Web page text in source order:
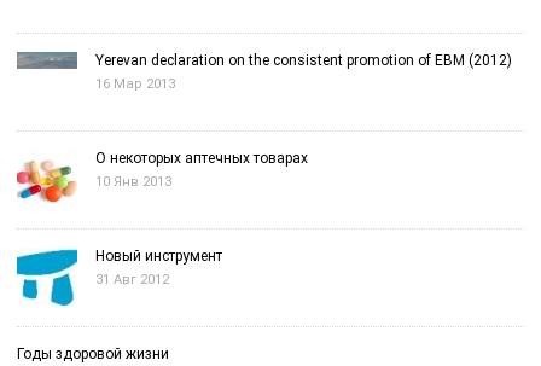
Yerevan declaration on the consistent promotion of EBM (2012)
16 Мар 2013
О некоторых аптечных товарах
10 Янв 2013
Новый инструмент
31 Авг 2012
Годы здоровой жизни